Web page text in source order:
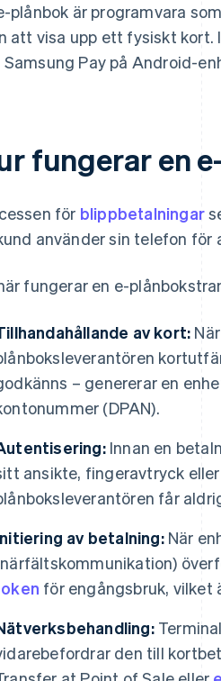
plånbok är programvara
att visa upp ett fysiskt kort.
Samsung Pay på Android-
fungerar en
för blippbetalningar
använder sin telefon för
fungerar en e-
av kort:
– genererar en
(DPAN).
Innan en
ansikte, fingeravtryck
får
av betalning:När
för engångsbruk, vilket
den till